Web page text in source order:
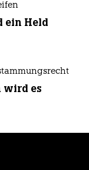
ein Held
wird es